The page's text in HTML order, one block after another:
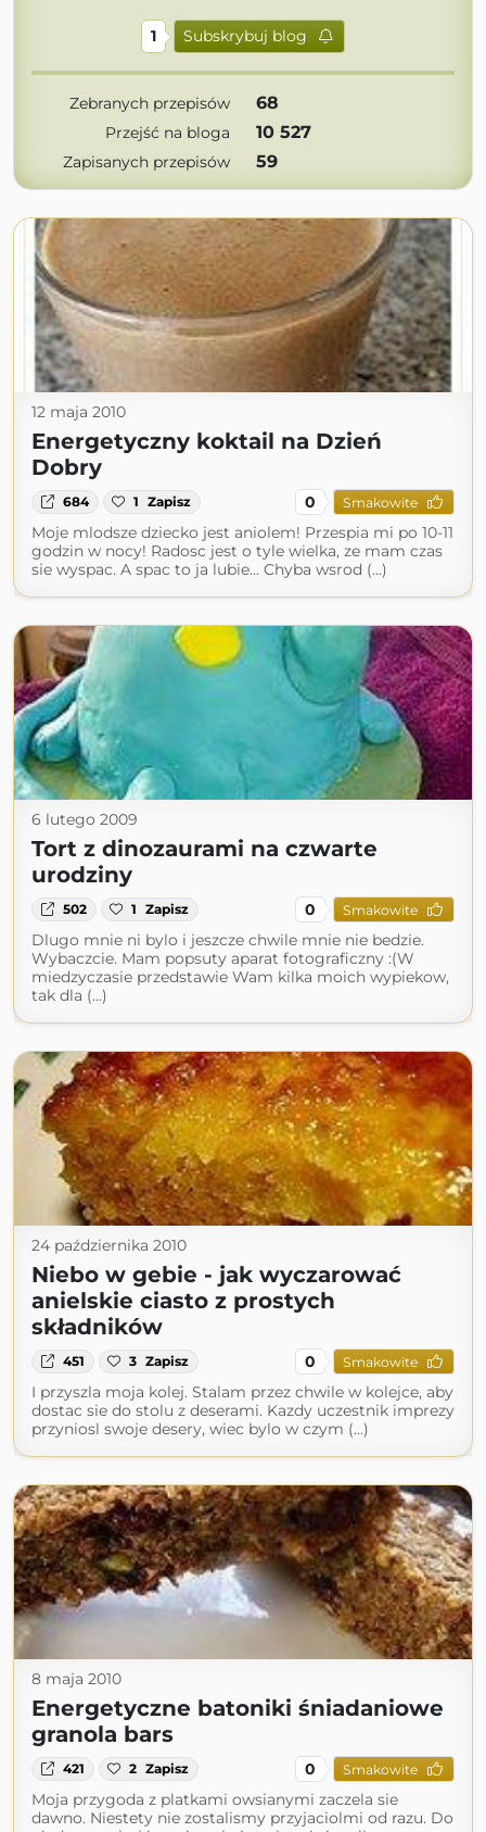
1 Subskrybuj blog
Zebranych przepisów 68
Przejść na bloga 10 527
Zapisanych przepisów 59
12 maja 2010
Energetyczny koktail na Dzień
Dobry
684 1 Zapisz 0 Smakowite
Moje mlodsze dziecko jest aniolem! Przespia mi po 10-11
godzin w nocy! Radosc jest o tyle wielka, ze mam czas
sie wyspac. A spac to ja lubie... Chyba wsrod (...)
6 lutego 2009
Tort z dinozaurami na czwarte
urodziny
502 1 Zapisz 0 Smakowite
Dlugo mnie ni bylo i jeszcze chwile mnie nie bedzie.
Wybaczcie. Mam popsuty aparat fotograficzny :(W
miedzyczasie przedstawie Wam kilka moich wypiekow,
tak dla (...)
24 października 2010
Niebo w gebie - jak wyczarować
anielskie ciasto z prostych
składników
451 3 Zapisz 0 Smakowite
I przyszla moja kolej. Stalam przez chwile w kolejce, aby
dostac sie do stolu z deserami. Kazdy uczestnik imprezy
przyniosl swoje desery, wiec bylo w czym (...)
8 maja 2010
Energetyczne batoniki śniadaniowe
granola bars
421 2 Zapisz 0 Smakowite
Moja przygoda z platkami owsianymi zaczela sie
dawno. Niestety nie zostalismy przyjaciolmi od razu. Do